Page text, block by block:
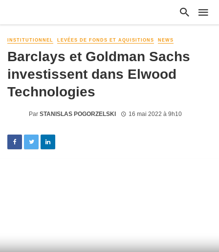
INSTITUTIONNEL LEVÉES DE FONDS ET AQUISITIONS NEWS
Barclays et Goldman Sachs
investissent dans Elwood
Technologies
Par STANISLAS POGORZELSKI 16 mai 2022 à 9h10